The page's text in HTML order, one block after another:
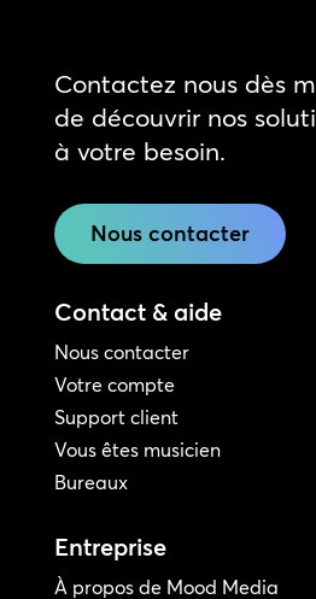
Contactez nous dès
de découvrir nos
à votre besoin.
Nous contacter
Contact & aide
Nous contacter
Votre compte
Support client
Vous êtes musicien
Bureaux
Entreprise
À propos de Mood Media